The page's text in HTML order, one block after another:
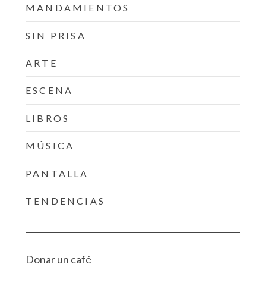
MANDAMIENTOS
SIN PRISA
ARTE
ESCENA
LIBROS
MÚSICA
PANTALLA
TENDENCIAS
Donar un café